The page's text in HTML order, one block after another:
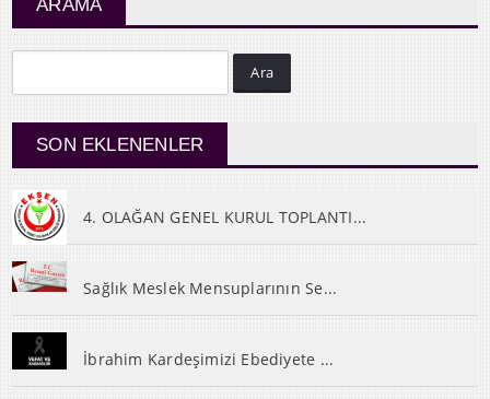
ARAMA
Ara
SON EKLENENLER
4. OLAĞAN GENEL KURUL TOPLANTI...
Sağlık Meslek Mensuplarının Se...
İbrahim Kardeşimizi Ebediyete ...